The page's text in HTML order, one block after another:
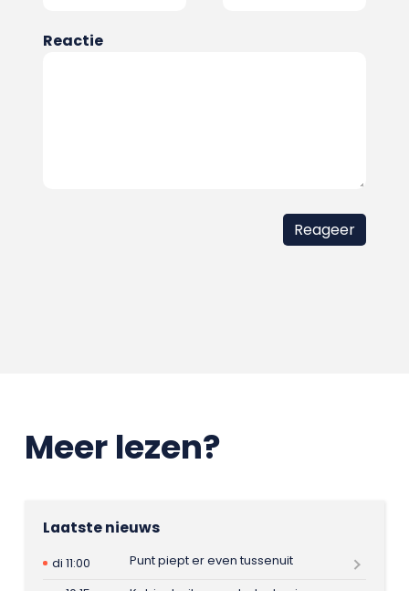
Reactie
Meer lezen?
Laatste nieuws
di 11:00
Punt piept er even tussenuit